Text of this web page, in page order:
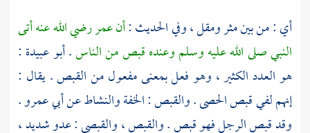
أي : من بين مثر ومقل ، وفي الحديث :أنعمررضي الله عنه أتى
النبي صلى الله عليه وسلم وعنده قبص من الناس.أبو عبيدة :
هو العدد الكثير ، وهو فعل بمعنى مفعول من القبص . يقال :
إنهم لفي قبص الحصى . والقبص : الخفة والنشاط عنأبي عمرو.
وقد قبص الرجل فهو قبص . والقبص ، والقبصى : عدو شديد ،